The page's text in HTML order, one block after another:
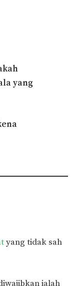
yang
yang tidak sah
ialah